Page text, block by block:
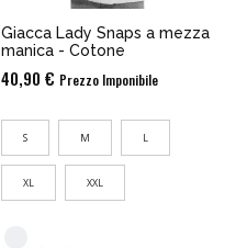
Giacca Lady Snaps a mezza
manica - Cotone
40,90 € Prezzo Imponibile
S M L
XL XXL